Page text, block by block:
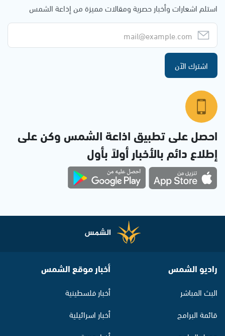
استلم اشعارات وأخبار حصرية ومقالات مميزة من إذاعة الشمس
اشترك الآن
احصل على تطبيق اذاعة الشمس وكن على
إطلاع دائم بالأخبار أولاً بأول
راديو الشمس
البث المباشر
قائمة البرامج
أخبار موقع الشمس
أخبار فلسطينية
أخبار اسرائيلية